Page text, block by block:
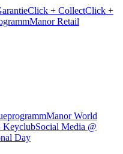
Click + CollectClick +
Manor Retail
Manor World
KeyclubSocial Media @
Day